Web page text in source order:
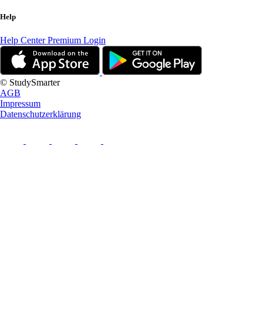
Help
Help CenterPremium Login
© StudySmarter
AGB
Impressum
Datenschutzerklärung